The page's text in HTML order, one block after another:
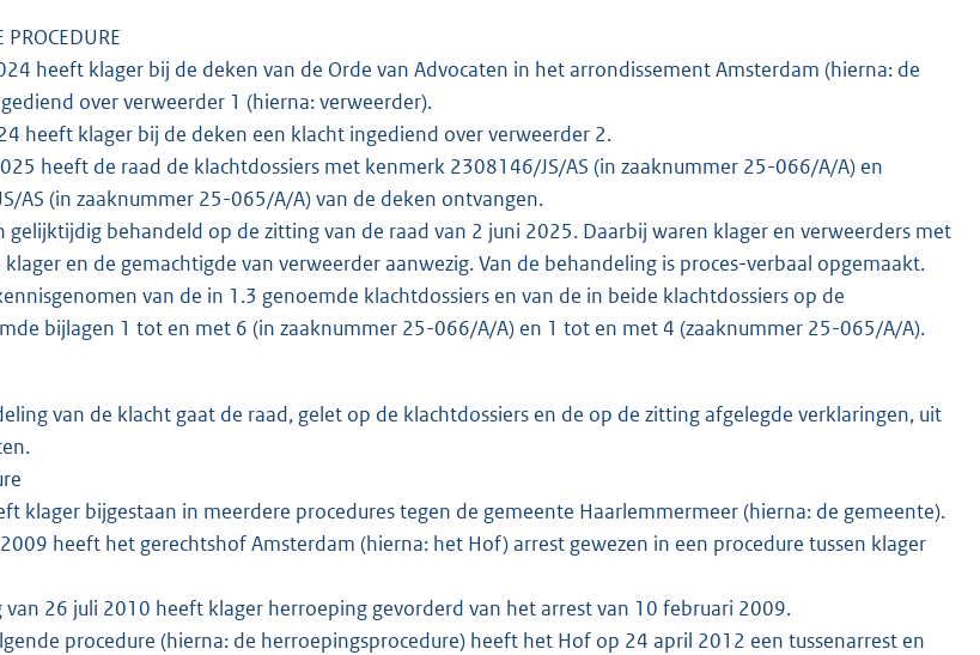
heeft klager bij de deken van de Orde van Advocaten in het arrondissement Amsterdam (hierna: de
over verweerder 1 (hierna: verweerder).
heeft klager bij de deken een klacht ingediend over verweerder 2.
heeft de raad de klachtdossiers met kenmerk 2308146/JS/AS (in zaaknummer 25-066/A/A) en
AS (in zaaknummer 25-065/A/A) van de deken ontvangen.
behandeld op de zitting van de raad van 2 juni 2025. Daarbij waren klager en verweerders met
en de gemachtigde van verweerder aanwezig. Van de behandeling is proces-verbaal opgemaakt.
van de in 1.3 genoemde klachtdossiers en van de in beide klachtdossiers op de
bijlagen 1 tot en met 6 (in zaaknummer 25-066/A/A) en 1 tot en met 4 (zaaknummer 25-065/A/A).
van de klacht gaat de raad, gelet op de klachtdossiers en de op de zitting afgelegde verklaringen, uit
klager bijgestaan in meerdere procedures tegen de gemeente Haarlemmermeer (hierna: de gemeente).
heeft het gerechtshof Amsterdam (hierna: het Hof) arrest gewezen in een procedure tussen klager
26 juli 2010 heeft klager herroeping gevorderd van het arrest van 10 februari 2009.
procedure (hierna: de herroepingsprocedure) heeft het Hof op 24 april 2012 een tussenarrest en